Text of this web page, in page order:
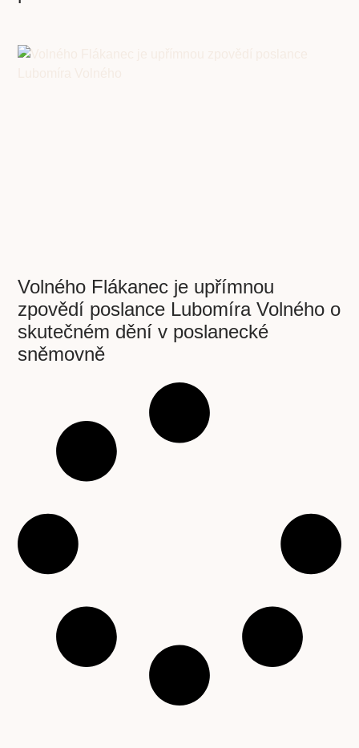
Volného Flákanec je upřímnou
zpovědí poslance Lubomíra Volného o
skutečném dění v poslanecké
sněmovně